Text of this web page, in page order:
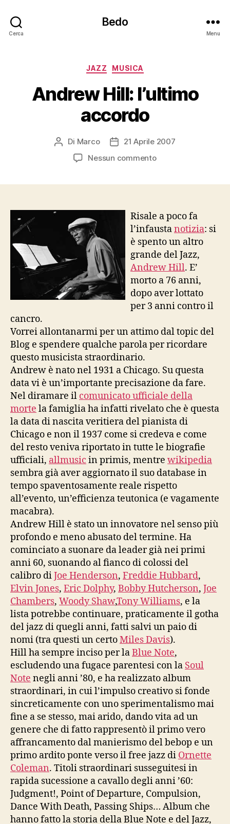
Cerca
Bedo
Menu
Categorie
JAZZ MUSICA
Andrew Hill: l’ultimo
accordo
Autore
articolo
Di Marco
Data21 Aprile 2007
Nessun commentosu
Risale a poco fa
l’infaustanotizia: si
è spento un altro
grande del Jazz,
Andrew Hill. E’
morto a 76 anni,
dopo aver lottato
per 3 anni contro il
cancro.
Vorrei allontanarmi per un attimo dal topic del
Blog e spendere qualche parola per ricordare
questo musicista straordinario.
Andrew è nato nel 1931 a Chicago. Su questa
data vi è un’importante precisazione da fare.
Nel diramare il comunicato ufficiale della
morte la famiglia ha infatti rivelato che è questa
la data di nascita veritiera del pianista di
Chicago e non il 1937 come si credeva e come
del resto veniva riportato in tutte le biografie
ufficiali, allmusic in primis, mentre wikipedia
sembra già aver aggiornato il suo database in
tempo spaventosamente reale rispetto
all’evento, un’efficienza teutonica (e vagamente
macabra).
Andrew Hill è stato un innovatore nel senso più
profondo e meno abusato del termine. Ha
cominciato a suonare da leader già nei primi
anni 60, suonando al fianco di colossi del
calibro diJoe Henderson, Freddie Hubbard,
Elvin Jones, Eric Dolphy, Bobby Hutcherson, Joe
Chambers, Woody Shaw,Tony Williams, e la
lista potrebbe continuare, praticamente il gotha
del jazz di quegli anni, fatti salvi un paio di
nomi (tra questi un certoMiles Davis).
Hill ha sempre inciso per laBlue Note,
escludendo una fugace parentesi con la Soul
Note negli anni ’80, e ha realizzato album
straordinari, in cui l’impulso creativo si fonde
sincreticamente con uno sperimentalismo mai
fine a se stesso, mai arido, dando vita ad un
genere che di fatto rappresentò il primo vero
affrancamento dal manierismo del bebop e un
primo ardito ponte verso il free jazz di Ornette
Coleman. Titoli straordinari susseguitesi in
rapida sucessione a cavallo degli anni ’60:
Judgment!, Point of Departure, Compulsion,
Dance With Death, Passing Ships… Album che
hanno fatto la storia della Blue Note e del Jazz,